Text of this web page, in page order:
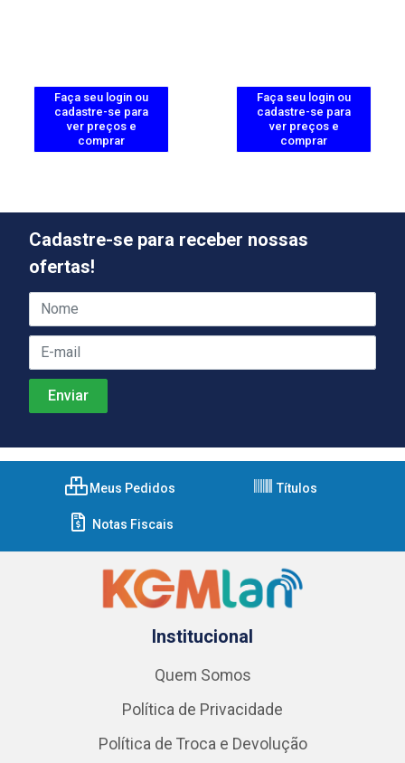
Faça seu login ou
cadastre-se para
ver preços e
comprar
Faça seu login ou
cadastre-se para
ver preços e
comprar
Cadastre-se para receber nossas
ofertas!
Meus Pedidos Títulos
Notas Fiscais
Institucional
Quem Somos
Política de Privacidade
Política de Troca e Devolução